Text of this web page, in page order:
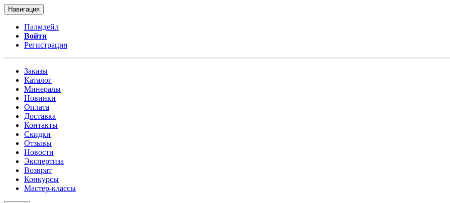
Навигация
Палмдейл
Войти
Регистрация
Заказы
Каталог
Минералы
Новинки
Оплата
Доставка
Контакты
Скидки
Отзывы
Новости
Экспертиза
Возврат
Конкурсы
Мастер-классы